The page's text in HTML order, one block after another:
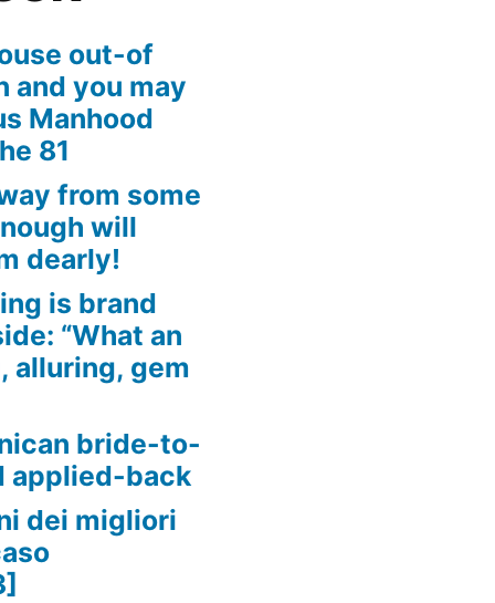
out-of
and you may
Manhood
81
from some
will
dearly!
is brand
“What an
alluring, gem
bride-to-
applied-back
dei migliori